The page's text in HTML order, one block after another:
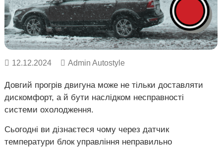
о
в
і
в
Х
а
р
к
і
к
р
а
а
.
12.12.2024 Admin Autostyle
Довгий прогрів двигуна може не тільки доставляти
дискомфорт, а й бути наслідком несправності
системи охолодження.
Сьогодні ви дізнаєтеся чому через датчик
температури блок управління неправильно